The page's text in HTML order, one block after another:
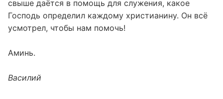
свыше даётся в помощь для служения, какое
Господь определил каждому христианину. Он всё
усмотрел, чтобы нам помочь!
Аминь.
Василий